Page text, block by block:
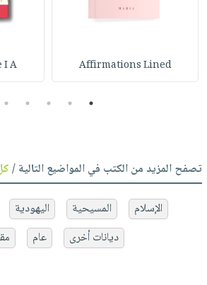
Affirmations Lined
I A
1
2
3
4
5
تصفح المزيد من الكتب في المواضيع التالية /
الإسلام المسيحية اليهودية
ديانات أخرى
عام